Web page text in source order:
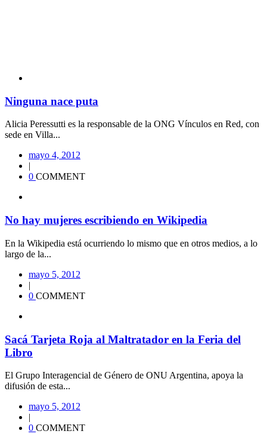
Ninguna nace puta
Alicia Peressutti es la responsable de la ONG Vínculos en Red, con
sede en Villa...
mayo 4, 2012
|
0 COMMENT
No hay mujeres escribiendo en Wikipedia
En la Wikipedia está ocurriendo lo mismo que en otros medios, a lo
largo de la...
mayo 5, 2012
|
0 COMMENT
Sacá Tarjeta Roja al Maltratador en la Feria del
Libro
El Grupo Interagencial de Género de ONU Argentina, apoya la
difusión de esta...
mayo 5, 2012
|
0 COMMENT